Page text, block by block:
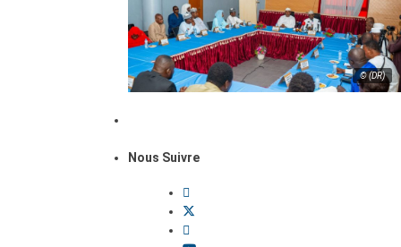
© (DR)
Nous Suivre